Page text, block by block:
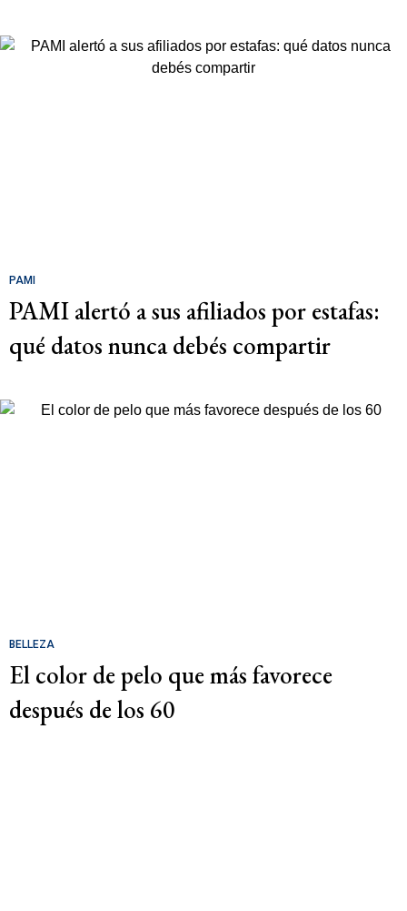
PAMI
PAMI alertó a sus afiliados por estafas:
qué datos nunca debés compartir
BELLEZA
El color de pelo que más favorece
después de los 60